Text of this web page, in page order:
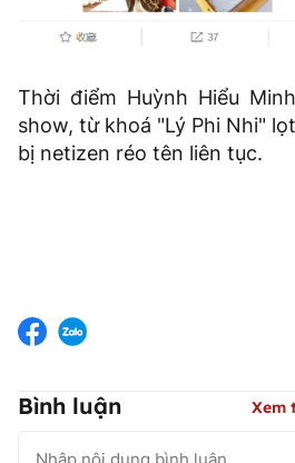
Thời điểm Huỳnh Hiểu
show, từ khoá "Lý Phi Nhi"
bị netizen réo tên liên tục.
Bình luận Xem